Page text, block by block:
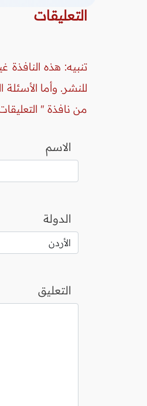
التعليقات
تنبيه: هذه
للنشر. وأما
من نافذة "
الاسم
الدولة
التعليق